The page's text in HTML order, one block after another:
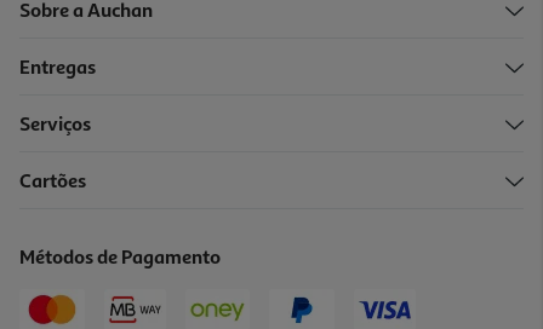
Sobre a Auchan
Entregas
Serviços
Cartões
Métodos de Pagamento